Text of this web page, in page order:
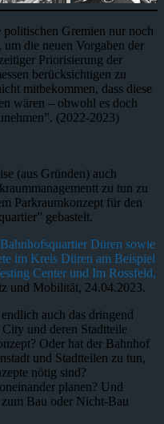
politischen Gremien nur noch
die neuen Vorgaben der
Priorisierung der
berücksichtigen zu
mitbekommen, dass diese
wären – obwohl es doch
(2022-2023)
(aus Gründen) auch
zu tun zu
Parkraumkonzept für den
gebastelt.
Düren sowie
im Kreis Düren am Beispiel
Center und Im Rossfeld,
und Mobilität, 24.04.2023.
auch das dringend
und deren Stadtteile
Oder hat der Bahnhof
und Stadtteilen zu tun,
nötig sind?
planen? Und
Bau oder Nicht-Bau